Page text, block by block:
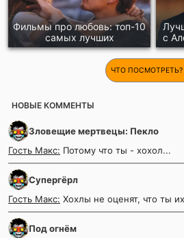
Фильмы про любовь: топ-10
самых лучших
с
ЧТО ПОСМОТРЕТЬ?
НОВЫЕ КОММЕНТЫ
Зловещие мертвецы: Пекло
Гость Макс: Потому что ты - хохол...
Супергёрл
Гость Макс: Хохлы не оценят, что ты
Под огнём